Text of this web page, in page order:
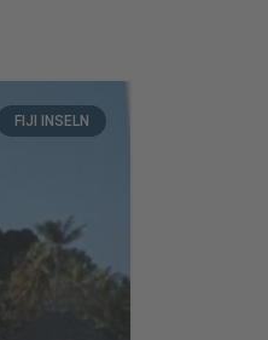
FIJI INSELN